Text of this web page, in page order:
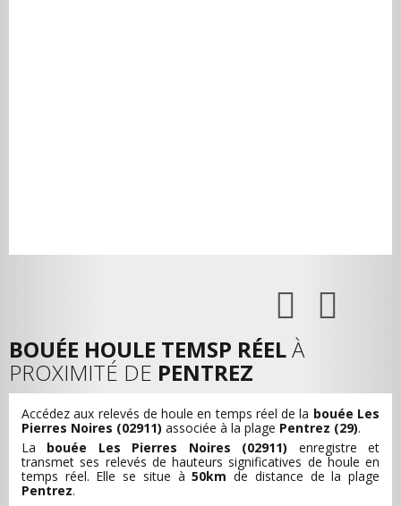
BOUÉE HOULE TEMSP RÉELÀ
PROXIMITÉ DE PENTREZ
Accédez aux relevés de houle en temps réel de la bouée Les
Pierres Noires (02911) associée à la plage Pentrez (29).
La bouée Les Pierres Noires (02911) enregistre et
transmet ses relevés de hauteurs significatives de houle en
temps réel. Elle se situe à50km de distance de la plage
Pentrez.